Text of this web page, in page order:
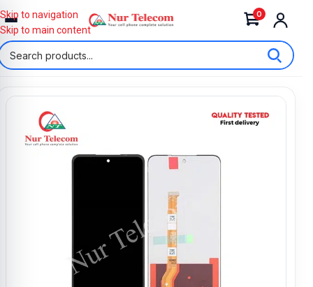
0
Skip to navigation
Skip to main content